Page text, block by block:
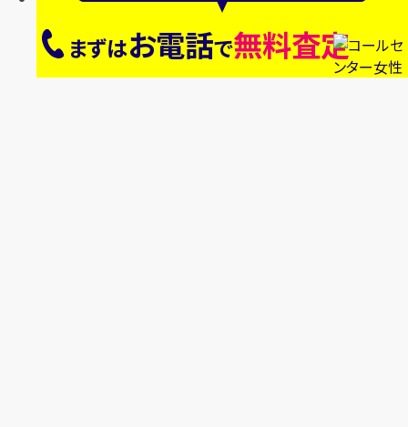
まずはお電話で無料査定